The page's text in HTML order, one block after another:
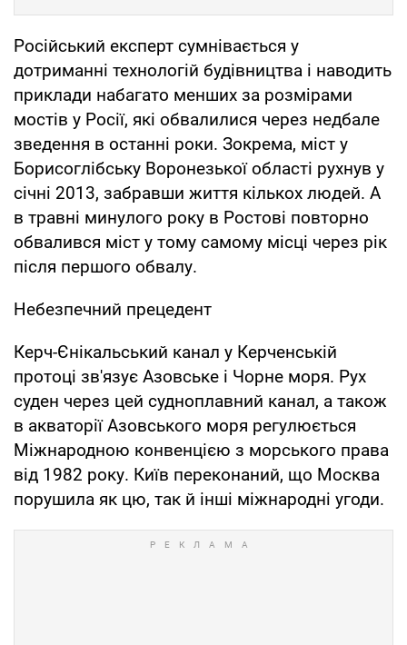
Російський експерт сумнівається у
дотриманні технологій будівництва і наводить
приклади набагато менших за розмірами
мостів у Росії, які обвалилися через недбале
зведення в останні роки. Зокрема, міст у
Борисоглібську Воронезької області рухнув у
січні 2013, забравши життя кількох людей. А
в травні минулого року в Ростові повторно
обвалився міст у тому самому місці через рік
після першого обвалу.
Небезпечний прецедент
Керч-Єнікальський канал у Керченській
протоці зв'язує Азовське і Чорне моря. Рух
суден через цей судноплавний канал, а також
в акваторії Азовського моря регулюється
Міжнародною конвенцією з морського права
від 1982 року. Київ переконаний, що Москва
порушила як цю, так й інші міжнародні угоди.